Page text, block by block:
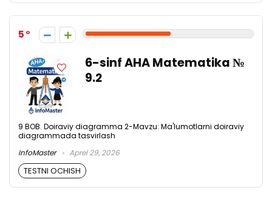
5
6-sinf AHA Matematika №
9.2
9 BOB. Doiraviy diagramma 2-Mavzu: Ma'lumotlarni doiraviy
diagrammada tasvirlash
InfoMaster
Aprel 29, 2026
TESTNI OCHISH